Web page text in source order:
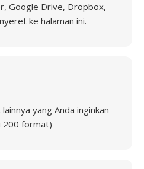
Google Drive, Dropbox,
ke halaman ini.
yang Anda inginkan
200 format)